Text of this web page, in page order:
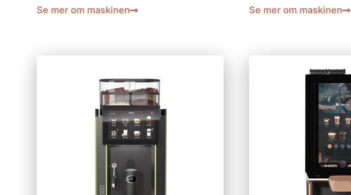
Se mer om maskinen
Se mer om maskinen